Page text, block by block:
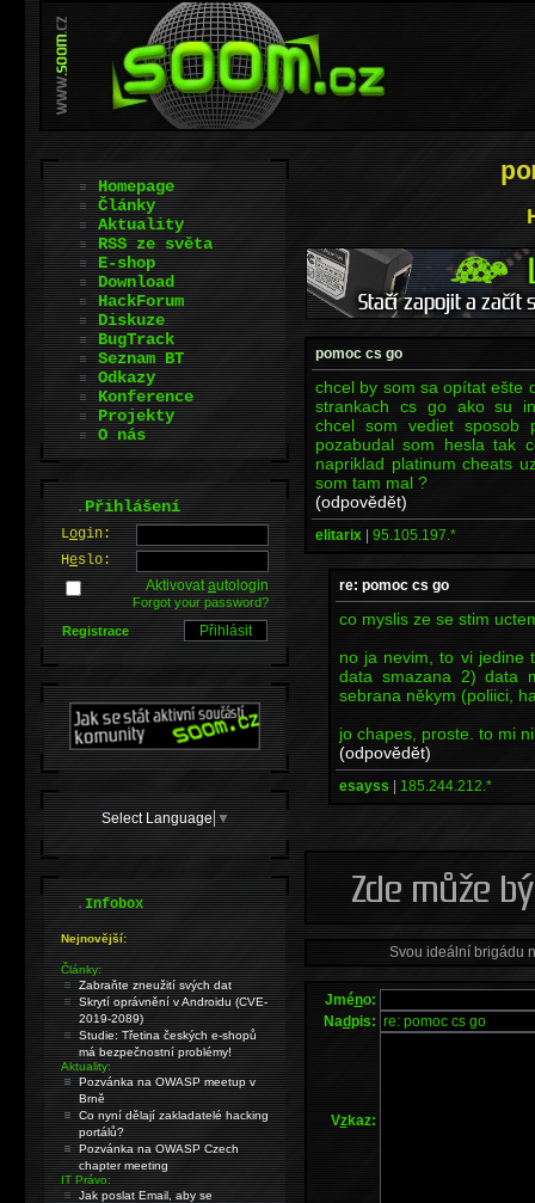
pomoc cs go
chcel by som sa opítat ešte
strankach cs go ako su
chcel som vediet
pozabudal som hesla tak
napriklad platinum cheats
som tam mal ?
(odpovědět)
elitarix | 95.105.197.*
re: pomoc cs go
co myslis ze se stim
no ja nevim, to vi jedine
data smazana 2) data
sebrana někym (poliici,
jo chapes, proste. to mi
(odpovědět)
esayss | 185.244.212.*
Svou ideální brigádu
Jméno:
Nadpis:
Vzkaz:
Homepage
Články
Aktuality
RSS ze světa
E-shop
Download
HackForum
Diskuze
BugTrack
Seznam BT
Odkazy
Konference
Projekty
O nás
.Přihlášení
Login:
Heslo:
Aktivovatautologin
Forgot your password?
Registrace
Select Language ▼
.Infobox
Nejnovější:
Články:
Zabraňte zneužití svých dat
Skrytí oprávnění v Androidu (CVE-
2019-2089)
Studie: Třetina českých e-shopů
má bezpečnostní problémy!
Aktuality:
Pozvánka na OWASP meetup v
Brně
Co nyní dělají zakladatelé hacking
portálů?
Pozvánka na OWASP Czech
chapter meeting
IT Právo:
Jak poslat Email, aby se